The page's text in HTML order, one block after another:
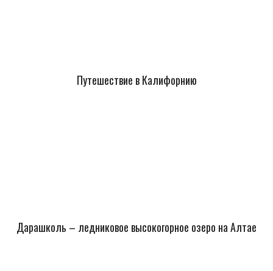
Путешествие в Калифорнию
Дарашколь – ледниковое высокогорное озеро на Алтае